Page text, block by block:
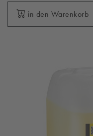
in den Warenkorb